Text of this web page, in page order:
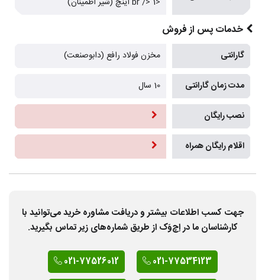
خدمات پس از فروش
گارانتی مخزن فولاد رافع (دابوصنعت)
مدت زمان گارانتی 10 سال
نصب رایگان
اقلام رایگان همراه
جهت کسب اطلاعات بیشتر و دریافت مشاوره خرید می‌توانید با
کارشناسان ما در اِچ‌وَک از طریق شماره‌های زیر تماس بگیرید.
021-77534123
021-77526012